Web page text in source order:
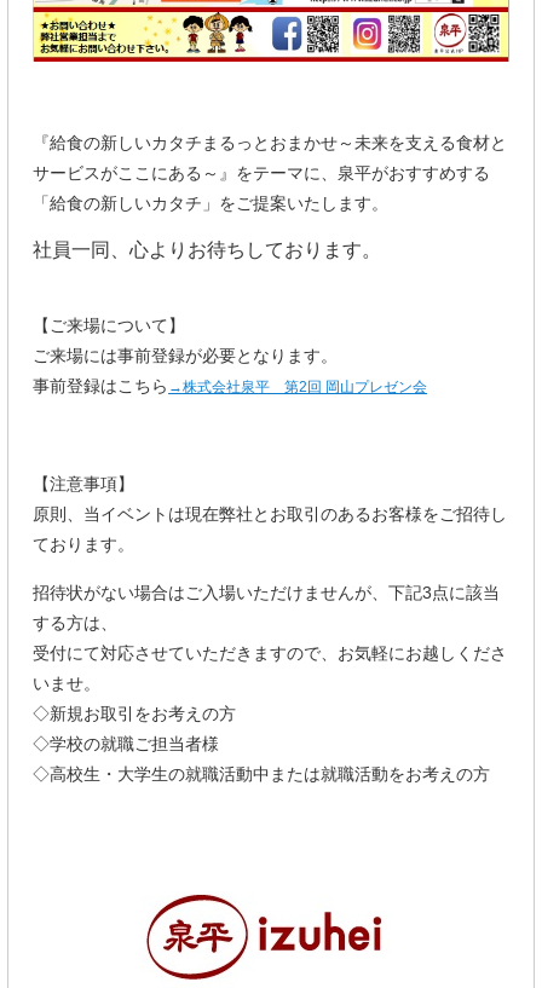
『給食の新しいカタチまるっとおまかせ～未来を支える食材と
サービスがここにある～』をテーマに、泉平がおすすめする
「給食の新しいカタチ」をご提案いたします。
社員一同、心よりお待ちしております。
【ご来場について】
ご来場には事前登録が必要となります。
事前登録はこちら →株式会社泉平 第2回 岡山プレゼン会
【注意事項】
原則、当イベントは現在弊社とお取引のあるお客様をご招待し
ております。
招待状がない場合はご入場いただけませんが、下記3点に該当
する方は、
受付にて対応させていただきますので、お気軽にお越しくださ
いませ。
◇新規お取引をお考えの方
◇学校の就職ご担当者様
◇高校生・大学生の就職活動中または就職活動をお考えの方